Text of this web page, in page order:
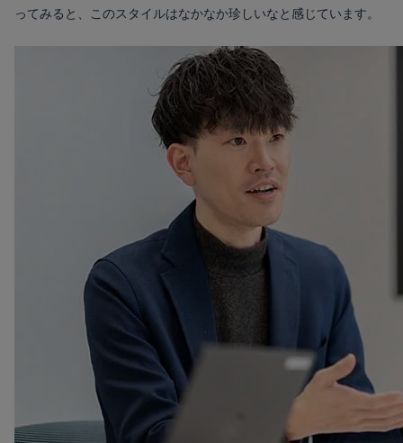
ってみると、このスタイルはなかなか珍しいなと感じています。